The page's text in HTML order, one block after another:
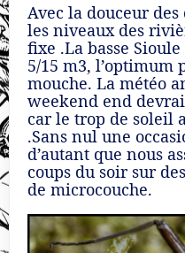
Avec la douceur
les niveaux des
fixe .La basse
5/15 m3, l’optimum
mouche. La météo
weekend end
car le trop de soleil
.Sans nul une
d’autant que nous
coups du soir sur
de microcouche.